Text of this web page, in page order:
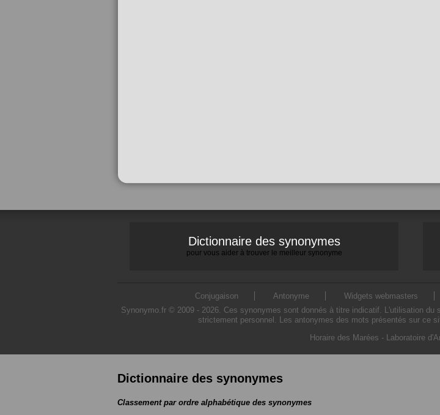
Dictionnaire des synonymes
pour vous aider à trouver le meilleur synonyme
Conjugaison Antonyme Widgets webmasters
Synonymo.fr © 2009 - 2026. Ces synonymes sont donnés à titre indicatif. L'utilisation
strictement personnel. Les antonymes des mots présentés sur ce
Horaire des Marées - Laboratoire
Dictionnaire des synonymes
Classement par ordre alphabétique des synonymes